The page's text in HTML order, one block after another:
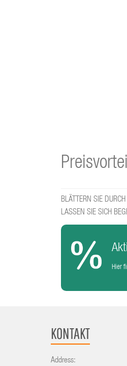
BLÄTTERN SIE
LASSEN SIE SICH
Hier
KONTAKT
Address: